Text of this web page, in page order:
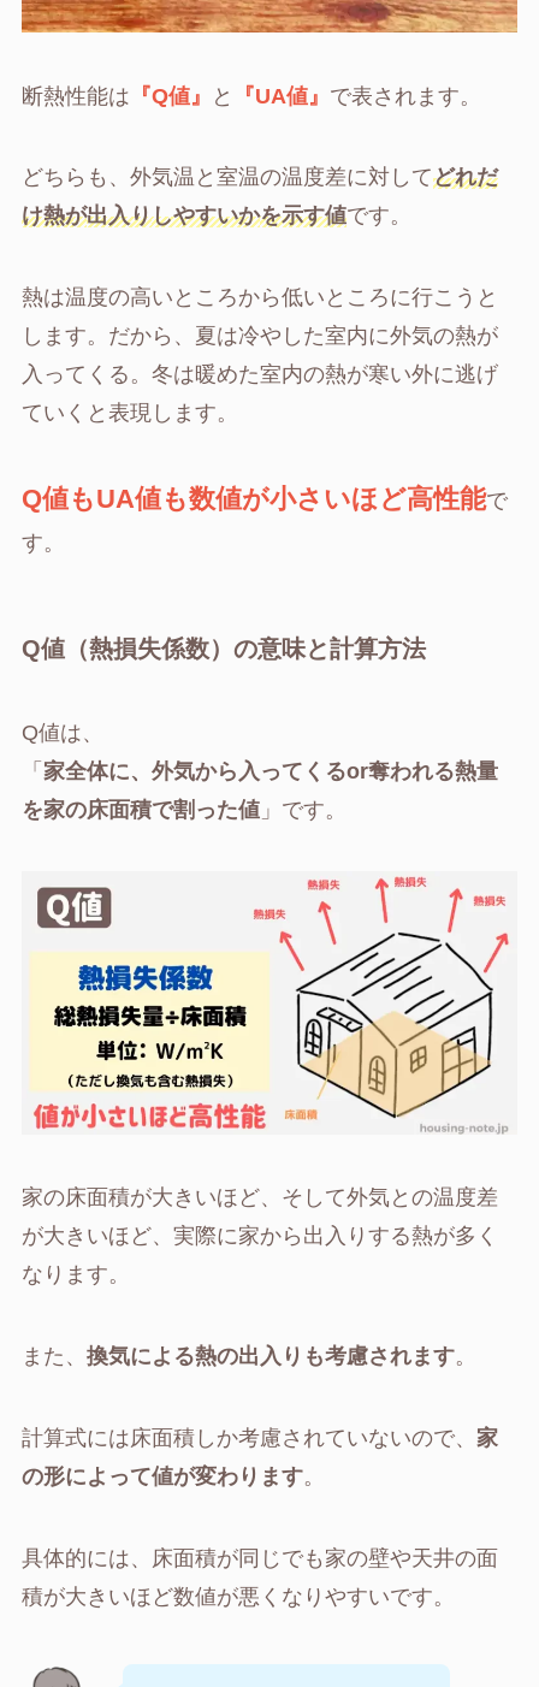
断熱性能は 『Q値』 と 『UA値』 で表されます。
どちらも、外気温と室温の温度差に対してどれだ
け熱が出入りしやすいかを示す値です。
熱は温度の高いところから低いところに行こうと
します。だから、夏は冷やした室内に外気の熱が
入ってくる。冬は暖めた室内の熱が寒い外に逃げ
ていくと表現します。
Q値もUA値も数値が小さいほど高性能で
す。
Q値（熱損失係数）の意味と計算方法
Q値は、
「 家全体に、外気から入ってくるor奪われる熱量
を家の床面積で割った値」です。
家の床面積が大きいほど、そして外気との温度差
が大きいほど、実際に家から出入りする熱が多く
なります。
また、 換気による熱の出入りも考慮されます。
計算式には床面積しか考慮されていないので、 家
の形によって値が変わります。
具体的には、床面積が同じでも家の壁や天井の面
積が大きいほど数値が悪くなりやすいです。